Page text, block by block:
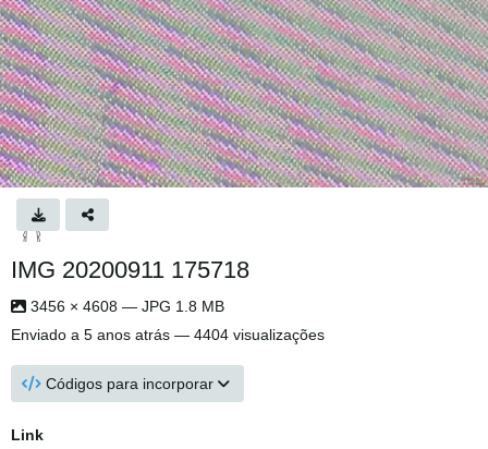
IMG 20200911 175718
3456 × 4608 — JPG 1.8 MB
Enviado a 5 anos atrás — 4404 visualizações
Códigos para incorporar
Link